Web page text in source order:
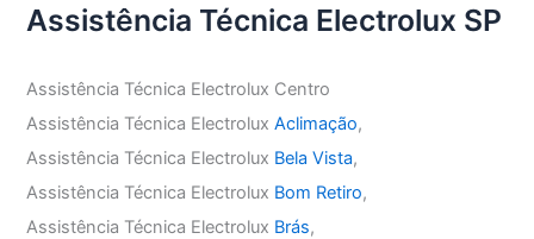
Assistência Técnica Electrolux SP
Assistência Técnica Electrolux Centro
Assistência Técnica ElectroluxAclimação,
Assistência Técnica Electrolux Bela Vista,
Assistência Técnica Electrolux Bom Retiro,
Assistência Técnica Electrolux Brás,